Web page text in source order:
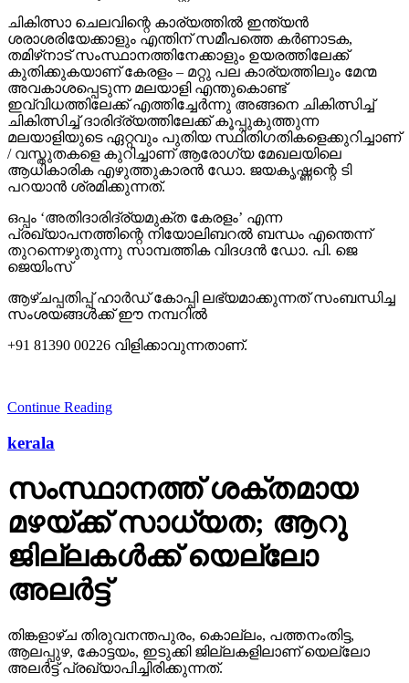
ചികിത്സാ ചെലവിന്റെ കാര്യത്തില്‍ ഇന്ത്യന്‍
ശരാശരിയേക്കാളും എന്തിന് സമീപത്തെ കര്‍ണാടക,
തമിഴ്‌നാട് സംസ്ഥാനത്തിനേക്കാളും ഉയരത്തിലേക്ക്
കുതിക്കുകയാണ് കേരളം – മറ്റു പല കാര്യത്തിലും മേന്മ
അവകാശപ്പെടുന്ന മലയാളി എന്തുകൊണ്ട്
ഇവ്വിധത്തിലേക്ക് എത്തിച്ചേര്‍ന്നു അങ്ങനെ ചികിത്സിച്ച്
ചികിത്സിച്ച് ദാരിദ്ര്യത്തിലേക്ക് കൂപ്പുകുത്തുന്ന
മലയാളിയുടെ ഏറ്റവും പുതിയ സ്ഥിതിഗതികളെക്കുറിച്ചാണ്
/ വസ്തുതകളെ കുറിച്ചാണ് ആരോഗ്യ മേഖലയിലെ
ആധികാരിക എഴുത്തുകാരന്‍ ഡോ. ജയകൃഷ്ണന്റെ ടി
പറയാന്‍ ശ്രമിക്കുന്നത്.
ഒപ്പം ‘അതിദാരിദ്ര്യമുക്ത കേരളം’ എന്ന
പ്രഖ്യാപനത്തിന്റെ നിയോലിബറല്‍ ബന്ധം എന്തെന്ന്
തുറന്നെഴുതുന്നു സാമ്പത്തിക വിദഗ്ദന്‍ ഡോ. പി. ജെ
ജെയിംസ്
ആഴ്ചപ്പതിപ്പ് ഹാര്‍ഡ് കോപ്പി ലഭ്യമാക്കുന്നത് സംബന്ധിച്ച
സംശയങ്ങള്‍ക്ക് ഈ നമ്പറില്‍
+91 81390 00226 വിളിക്കാവുന്നതാണ്.
Continue Reading
kerala
സംസ്ഥാനത്ത് ശക്തമായ
മഴയ്ക്ക് സാധ്യത; ആറു
ജില്ലകള്‍ക്ക് യെല്ലോ
അലര്‍ട്ട്
തിങ്കളാഴ്ച തിരുവനന്തപുരം, കൊല്ലം, പത്തനംതിട്ട,
ആലപ്പുഴ, കോട്ടയം, ഇടുക്കി ജില്ലകളിലാണ് യെല്ലോ
അലര്‍ട്ട് പ്രഖ്യാപിച്ചിരിക്കുന്നത്.